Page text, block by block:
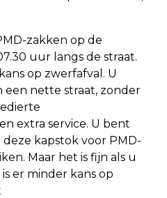
zakken op de
uur langs de straat.
op zwerfafval. U
een nette straat, zonder
extra service. U bent
kapstok voor PMD-
Maar het is fijn als u
er minder kans op